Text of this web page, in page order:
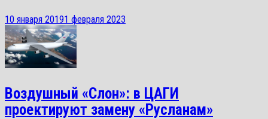
10 января 20191 февраля 2023
Воздушный «Слон»: в ЦАГИ
проектируют замену «Русланам»